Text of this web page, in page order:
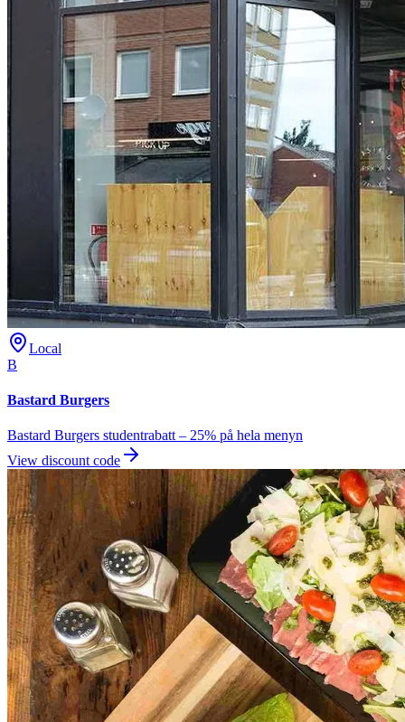
Local
B
Bastard Burgers
Bastard Burgers studentrabatt – 25% på hela menyn
View discount code